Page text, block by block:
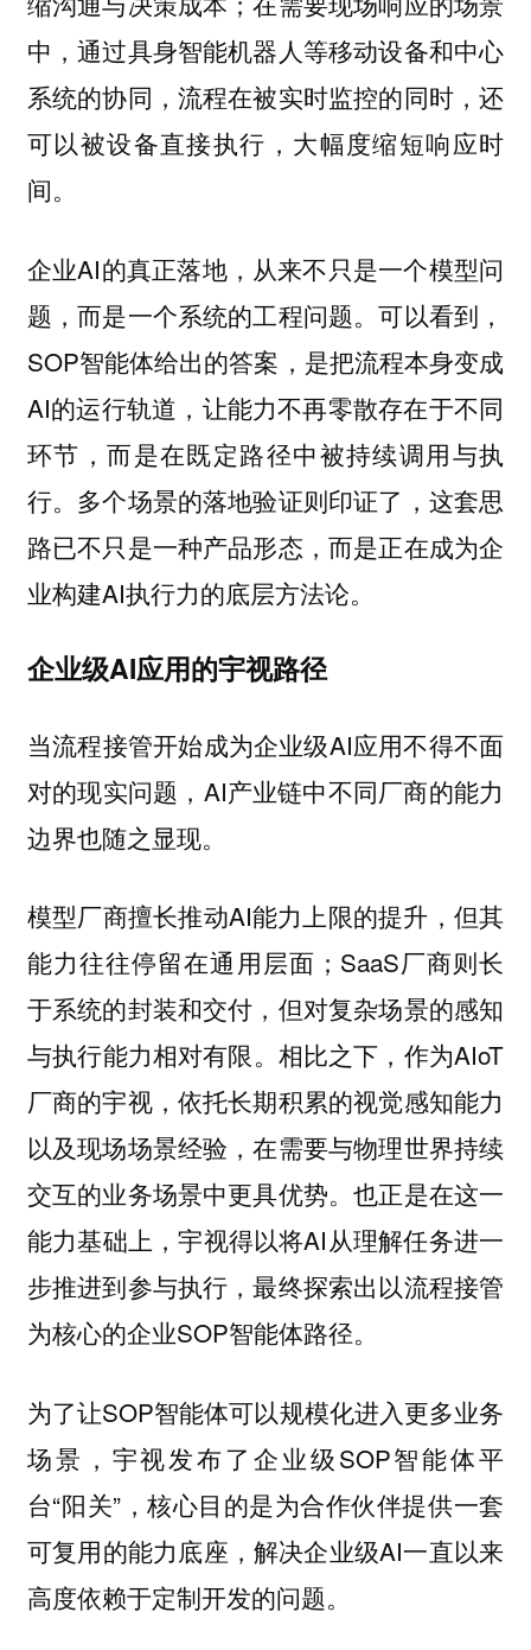
中，通过具身智能机器人等移动设备和中心
系统的协同，流程在被实时监控的同时，还
可以被设备直接执行，大幅度缩短响应时
间。
企业AI的真正落地，从来不只是一个模型问
题，而是一个系统的工程问题。可以看到，
SOP智能体给出的答案，是把流程本身变成
AI的运行轨道，让能力不再零散存在于不同
环节，而是在既定路径中被持续调用与执
行。多个场景的落地验证则印证了，这套思
路已不只是一种产品形态，而是正在成为企
业构建AI执行力的底层方法论。
企业级AI应用的宇视路径
当流程接管开始成为企业级AI应用不得不面
对的现实问题，AI产业链中不同厂商的能力
边界也随之显现。
模型厂商擅长推动AI能力上限的提升，但其
能力往往停留在通用层面；SaaS厂商则长
于系统的封装和交付，但对复杂场景的感知
与执行能力相对有限。相比之下，作为AIoT
厂商的宇视，依托长期积累的视觉感知能力
以及现场场景经验，在需要与物理世界持续
交互的业务场景中更具优势。也正是在这一
能力基础上，宇视得以将AI从理解任务进一
步推进到参与执行，最终探索出以流程接管
为核心的企业SOP智能体路径。
为了让SOP智能体可以规模化进入更多业务
场景，宇视发布了企业级SOP智能体平
台“阳关”，核心目的是为合作伙伴提供一套
可复用的能力底座，解决企业级AI一直以来
高度依赖于定制开发的问题。